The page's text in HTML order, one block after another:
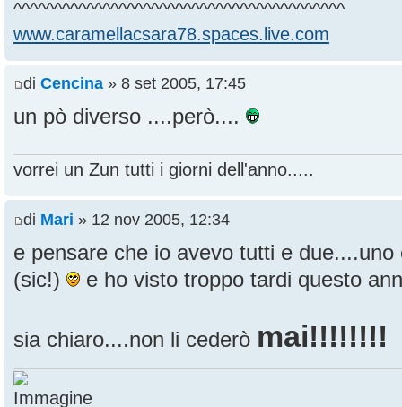
^^^^^^^^^^^^^^^^^^^^^^^^^^^^^^^^^^^^^^^^^
www.caramellacsara78.spaces.live.com
di Cencina » 8 set 2005, 17:45
un pò diverso ....però....
vorrei un Zun tutti i giorni dell'anno.....
di Mari » 12 nov 2005, 12:34
e pensare che io avevo tutti e
(sic!)
e ho visto troppo tardi questo
sia chiaro....non li cederò mai!!!!!!!!